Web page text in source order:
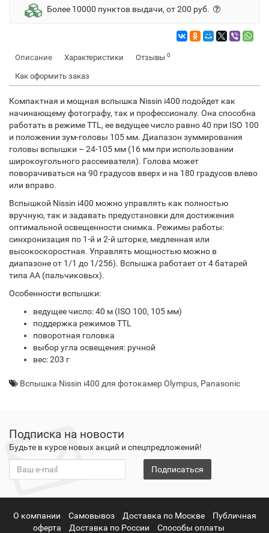
Более 10000 пунктов выдачи, от 200 руб.
Описание Характеристики Отзывы 0
Как оформить заказ
Компактная и мощная вспышка Nissin i400 подойдет как
начинающему фотографу, так и профессионалу. Она способна
работать в режиме TTL, ее ведущее число равно 40 при ISO 100
и положении зум-головы 105 мм. Диапазон зуммирования
головы вспышки – 24-105 мм (16 мм при использовании
широкоугольного рассеивателя). Голова может
поворачиваться на 90 градусов вверх и на 180 градусов влево
или вправо.
Вспышкой Nissin i400 можно управлять как полностью
вручную, так и задавать предустановки для достижения
оптимальной освещенности снимка. Режимы работы:
синхронизация по 1-й и 2-й шторке, медленная или
высокоскоростная. Управлять мощностью можно в
диапазоне от 1/1 до 1/256). Вспышка работает от 4 батарей
типа AA (пальчиковых).
Особенности вспышки:
ведущее число: 40 м (ISO 100, 105 мм)
поддержка режимов TTL
поворотная головка
выбор угла освещения: ручной
вес: 203 г
Вспышка Nissin i400 для фотокамер Olympus, Panasonic
Подписка на новости
Будьте в курсе новых акций и спецпредложений!
Подписаться
О компании Самовывоз Доставка по Москве
Публичная
оферта
Доставка по России Способы оплаты